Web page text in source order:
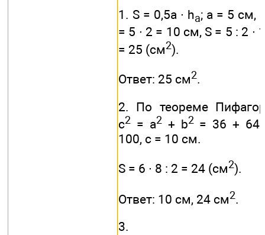
1. S = 0,5а ∙ ha; а = 5 см,
= 5 ∙ 2 = 10 см, S = 5 : 2 ∙
= 25 (см2).
Ответ: 25 см2.
2. По теореме
с2 = а2+ b2= 36 + 64
100, с = 10 см.
S = 6 ∙ 8 : 2 = 24 (см2).
Ответ: 10 см, 24 см2.
3.